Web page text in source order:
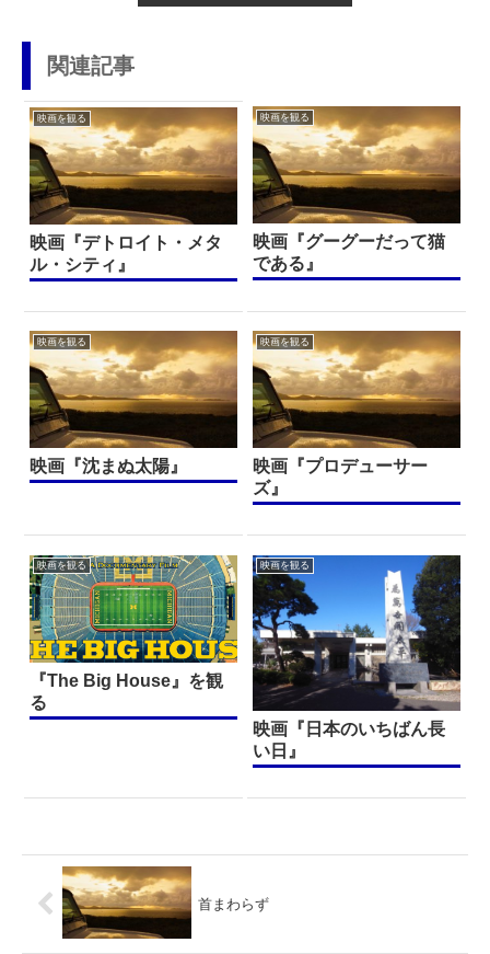
関連記事
映画を観る
映画『デトロイト・メタ
ル・シティ』
映画を観る
映画『グーグーだって猫
である』
映画を観る
映画『沈まぬ太陽』
映画を観る
映画『プロデューサー
ズ』
映画を観る
『The Big House』を観
る
映画を観る
映画『日本のいちばん長
い日』
首まわらず